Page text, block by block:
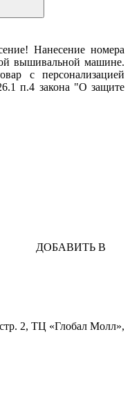
Нанесение номера
вышивальной машине.
с персонализацией
п.4 закона "О защите
ДОБАВИТЬ В
2, ТЦ «Глобал Молл»,